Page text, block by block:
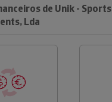
de Unik - Sports
Lda